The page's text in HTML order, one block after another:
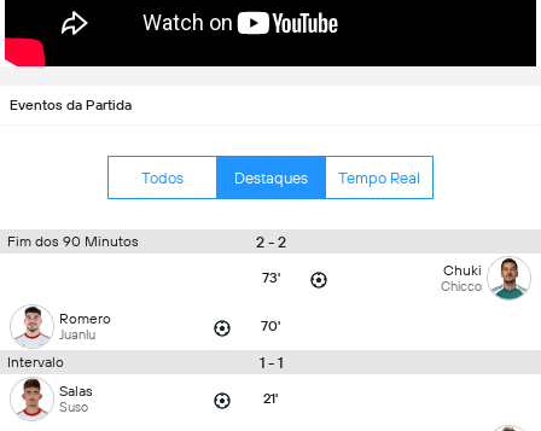
Eventos da Partida
Todos Destaques Tempo Real
Fim dos 90 Minutos 2 - 2
73' Chuki
Chicco
Romero
Juanlu 70'
Intervalo 1 - 1
Salas
Suso 21'